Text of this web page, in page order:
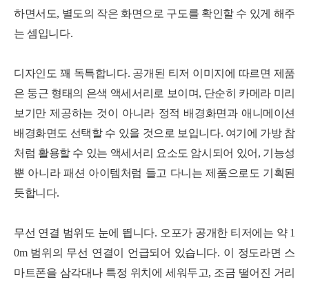
하면서도, 별도의 작은 화면으로 구도를 확인할 수 있게 해주
는 셈입니다.
디자인도 꽤 독특합니다. 공개된 티저 이미지에 따르면 제품
은 둥근 형태의 은색 액세서리로 보이며, 단순히 카메라 미리
보기만 제공하는 것이 아니라 정적 배경화면과 애니메이션
배경화면도 선택할 수 있을 것으로 보입니다. 여기에 가방 참
처럼 활용할 수 있는 액세서리 요소도 암시되어 있어, 기능성
뿐 아니라 패션 아이템처럼 들고 다니는 제품으로도 기획된
듯합니다.
무선 연결 범위도 눈에 띕니다. 오포가 공개한 티저에는 약 1
0m 범위의 무선 연결이 언급되어 있습니다. 이 정도라면 스
마트폰을 삼각대나 특정 위치에 세워두고, 조금 떨어진 거리